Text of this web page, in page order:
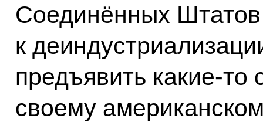
Соединённых
к
предъявить какие-то
своему